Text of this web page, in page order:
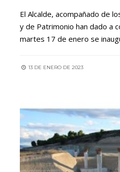
El Alcalde, acompañado de
y de Patrimonio han dado a
martes 17 de enero se
13 DE ENERO DE 2023